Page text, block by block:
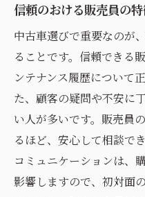
信頼のおける販売員の
中古車選びで重要なのが
ることです。信頼できる
ンテナンス履歴について
た、顧客の疑問や不安に
い人が多いです。販売員
るほど、安心して相談で
コミュニケーションは、
影響しますので、初対面